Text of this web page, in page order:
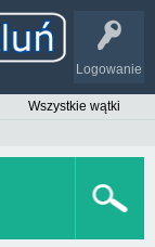
Logowanie
Wszystkie wątki